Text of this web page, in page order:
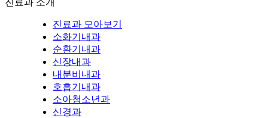
진료과 모아보기
소화기내과
순환기내과
신장내과
내분비내과
호흡기내과
소아청소년과
신경과